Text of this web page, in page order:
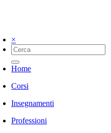
×
Home
Corsi
Insegnamenti
Professioni